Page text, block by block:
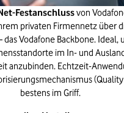
Festanschluss von
privaten Firmennetz über
das Vodafone Backbone. Ideal,
im In- und
anzubinden. Echtzeit-
bestens im Griff.